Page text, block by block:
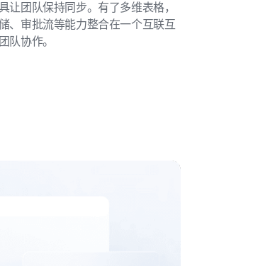
让团队保持同步。有了多维表格，
、审批流等能力整合在一个互联互
队协作。